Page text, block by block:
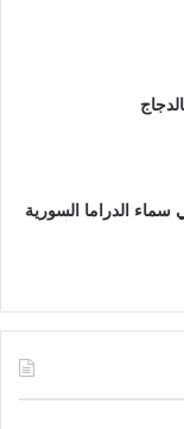
الدراما السورية